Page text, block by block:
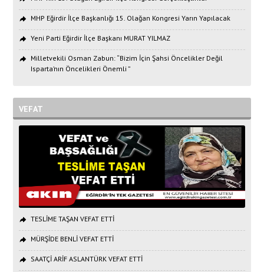
MHP Eğirdir İlçe Başkanlığı 15. Olağan Kongresi Yarın Yapılacak
Yeni Parti Eğirdir İlçe Başkanı MURAT YILMAZ
Milletvekili Osman Zabun: “Bizim İçin Şahsi Öncelikler Değil
Isparta’nın Öncelikleri Önemli ”
VEFAT
TESLİME TAŞAN VEFAT ETTİ
MÜRŞİDE BENLİ VEFAT ETTİ
SAATÇİ ARİF ASLANTÜRK VEFAT ETTİ